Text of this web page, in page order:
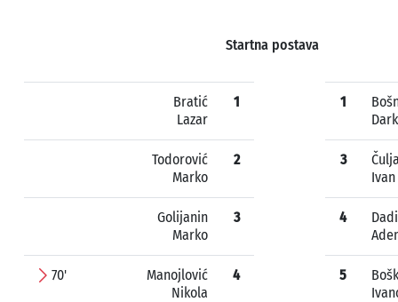
Startna postava
Bratić
Lazar
1
Todorović
Marko
2
Golijanin
Marko
3
70'
Manojlović
Nikola
4
1
3
Ivan
4
5